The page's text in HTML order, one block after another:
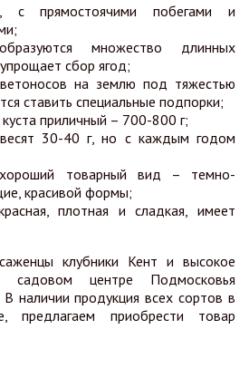
с прямостоячими побегами и
множество длинных
сбор ягод;
на землю под тяжестью
ставить специальные подпорки;
приличный – 700-800 г;
30-40 г, но с каждым годом
товарный вид – темно-
красивой формы;
плотная и сладкая, имеет
клубники Кент и высокое
садовом центре Подмосковья
наличии продукция всех сортов в
предлагаем приобрести товар